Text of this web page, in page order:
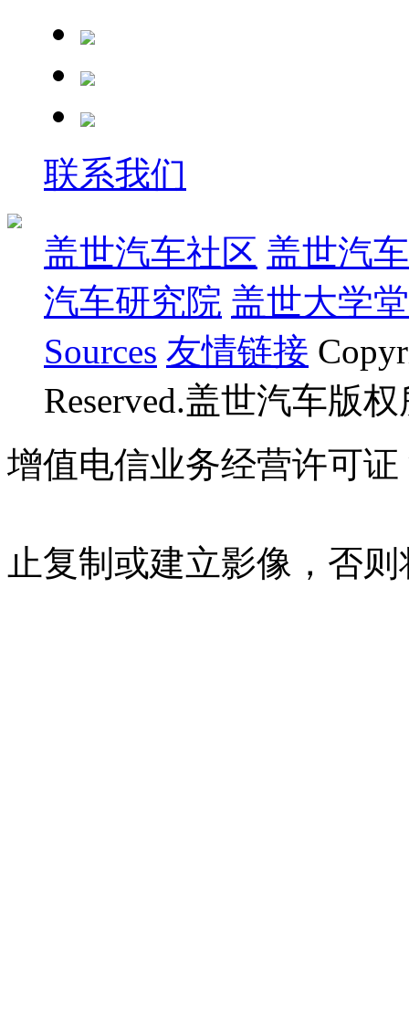
联系我们
盖世汽车社区 盖世汽
汽车研究院 盖世大学堂
Sources 友情链接
Reserved.盖世汽车版
增值电信业务经营许可证
止复制或建立影像，否